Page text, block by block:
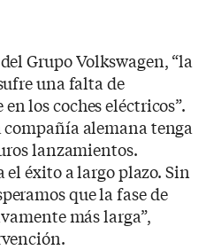
Grupo Volkswagen, “la
una falta de
los coches eléctricos”.
alemana tenga
lanzamientos.
el éxito a largo plazo. Sin
que la fase de
más larga”,